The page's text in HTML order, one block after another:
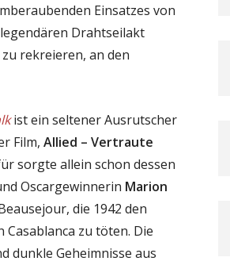
Einsatzes von
Drahtseilakt
rekreieren, an den
ist ein seltener Ausrutscher
Film, Allied – Vertraute
sorgte allein schon dessen
Oscargewinnerin Marion
die 1942 den
zu töten. Die
dunkle Geheimnisse aus